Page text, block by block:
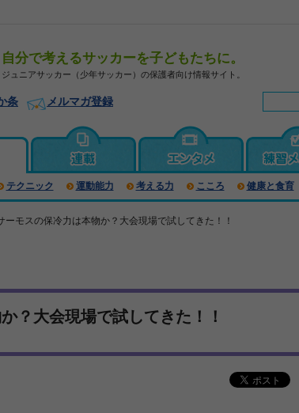
自分で考えるサッカーを子どもたちに。
ジュニアサッカー（少年サッカー）の保護者向け情報サイト。
条 メルマガ登録
テクニック 運動能力 考える力 こころ 健康と食育
ーモスの保冷力は本物か？大会現場で試してきた！！
？大会現場で試してきた！！